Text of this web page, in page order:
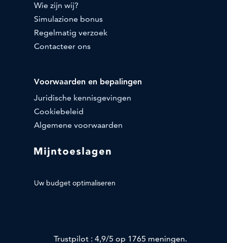
Uw budget optimaliseren
Wie zijn wij?
Simulazione bonus
Regelmatig verzoek
Contacteer ons
Voorwaarden en bepalingen
Juridische kennisgevingen
Cookiebeleid
Algemene voorwaarden
Trustpilot : 4,9/5 op 1765 meningen.